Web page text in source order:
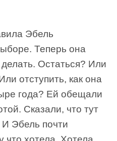
Эбель
Теперь она
Остаться? Или
отступить, как она
года? Ей обещали
Сказали, что тут
И Эбель почти